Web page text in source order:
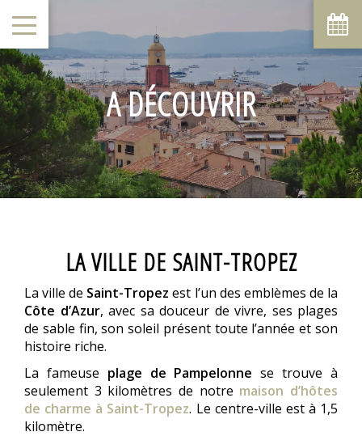
A DÉCOUVRIR
LA VILLE DE SAINT-TROPEZ
La ville de Saint-Tropez est l’un des emblèmes de la
Côte d’Azur, avec sa douceur de vivre, ses plages
de sable fin, son soleil présent toute l’année et son
histoire riche.
La fameuse plage de Pampelonne se trouve à
seulement 3 kilomètres de notre maison d’hôtes
de charme à Saint-Tropez. Le centre-ville est à 1,5
kilomètre.
lun mar mer jeu ven sam dim
1
-
2
-
3 4
-
5
-
6
-
7
-
8
-
9
-
10
-
11
-
12
-
13
-
14
-
15
-
16
-
17
-
18
-
19
-
20
-
21
-
22
-
23
-
A partir de
-
Site Officiel